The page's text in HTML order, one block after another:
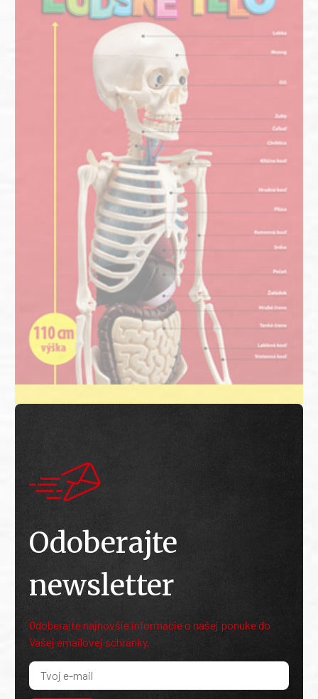
Odoberajte
newsletter
Odoberajte najnovšie informácie o našej ponuke do
Vašej emailovej schránky.